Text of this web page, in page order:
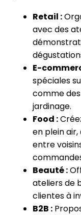
Retail :
avec des
E-
spéciales
comme
jardinage.
Food :
en plein
entre
Beauté :
ateliers de
clientes à
B2B :